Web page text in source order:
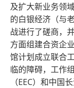
及扩大新业务领
的白银经济（与
战进行了磋商，
方面组建合资企
馆计划成立联合
临的障碍，工作
（EEC）和中国